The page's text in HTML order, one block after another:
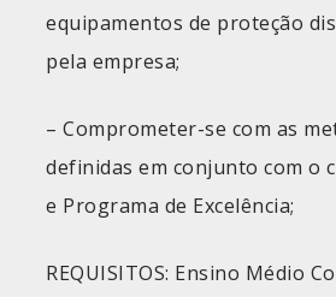
equipamentos de proteção
pela empresa;
– Comprometer-se com as
definidas em conjunto com o
e Programa de Excelência;
REQUISITOS: Ensino Médio